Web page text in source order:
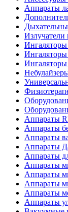
Аппараты
Излучатели
Ингаляторы
Аппараты
Аппараты
Аппараты
Аппараты
Аппараты
Аппараты
Аппараты
Аппараты
Аппараты
Аппараты